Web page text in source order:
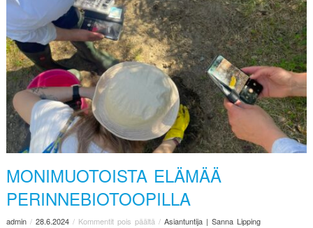
MONIMUOTOISTA ELÄMÄÄ
PERINNEBIOTOOPILLA
admin/ 28.6.2024/ Kommentit pois päältä / Asiantuntija | Sanna Lipping